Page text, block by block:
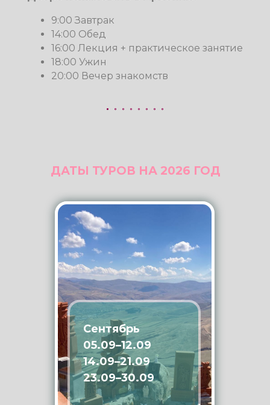
6:30 Йога
9:00 Завтрак
10:00 Прогулка по Дилижану
14:00 Обед
16:00 Нейрографика
18:00 Ужин
20:00 Ребефинг в традиции
Кундалини йоги и гонг-сессия